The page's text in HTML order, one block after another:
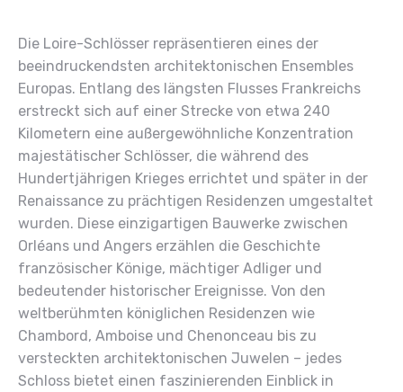
Die Loire-Schlösser repräsentieren eines der
beeindruckendsten architektonischen Ensembles
Europas. Entlang des längsten Flusses Frankreichs
erstreckt sich auf einer Strecke von etwa 240
Kilometern eine außergewöhnliche Konzentration
majestätischer Schlösser, die während des
Hundertjährigen Krieges errichtet und später in der
Renaissance zu prächtigen Residenzen umgestaltet
wurden. Diese einzigartigen Bauwerke zwischen
Orléans und Angers erzählen die Geschichte
französischer Könige, mächtiger Adliger und
bedeutender historischer Ereignisse. Von den
weltberühmten königlichen Residenzen wie
Chambord, Amboise und Chenonceau bis zu
versteckten architektonischen Juwelen – jedes
Schloss bietet einen faszinierenden Einblick in